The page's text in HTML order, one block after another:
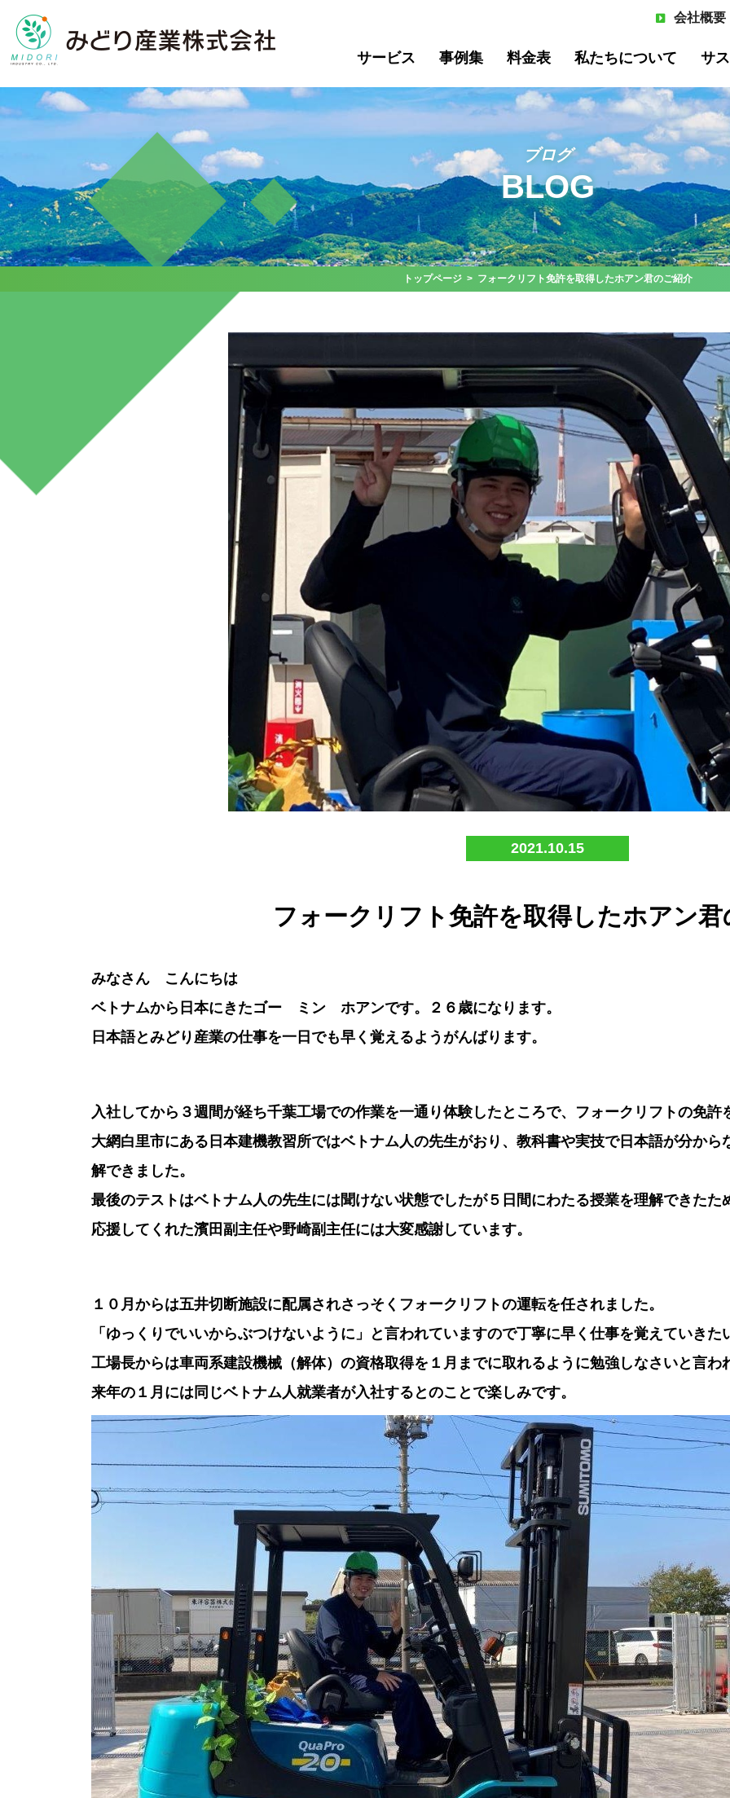
サービス
サービス
真の循環型社会構築のため、廃
棄物を資源として可能な限りリ
サイクルすることを目指してい
ます。
小売業向けリサイクル 飲食系廃棄物リサイクル オフィ
マネジメントシステム 粗大ごみ・不用品回収 遺品整
事例集
事例集
サービスを導入して、自然にや
さしく
どれだけコストを抑える事が出
来たのかを
事例集 よくある質問
ピックアップ事例
少量の軟質系
廃プラスチッ
リサイクルの
ご案内
汚れた廃プラ
スチックの
処理に困って
いました
料金表 私たちについて
私たちについ
みどり産業のことやメンバーの
紹介
コンプライアンスや新規授業に
私たちについて メンバー紹介
みどり産業の取組
サ
会社概要
ブログ
BLOG
トップページ> フォークリフト免許を取得したホアン君のご紹介
2021.10.15
フォークリフト免許を取得したホアン君
みなさん こんにちは
ベトナムから日本にきたゴー ミン ホアンです。２６歳になります。
日本語とみどり産業の仕事を一日でも早く覚えるようがんばります。
入社してから３週間が経ち千葉工場での作業を一通り体験したところで、フォークリフトの免
大網白里市にある日本建機教習所ではベトナム人の先生がおり、教科書や実技で日本語が分か
解できました。
最後のテストはベトナム人の先生には聞けない状態でしたが５日間にわたる授業を理解できた
応援してくれた濱田副主任や野崎副主任には大変感謝しています。
１０月からは五井切断施設に配属されさっそくフォークリフトの運転を任されました。
「ゆっくりでいいからぶつけないように」と言われていますので丁寧に早く仕事を覚えていきた
工場長からは車両系建設機械（解体）の資格取得を１月までに取れるように勉強しなさいと言わ
来年の１月には同じベトナム人就業者が入社するとのことで楽しみです。